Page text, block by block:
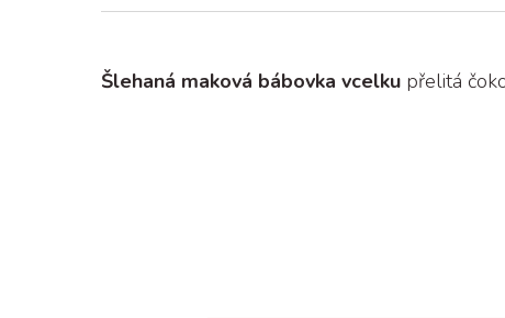
Šlehaná maková bábovka vcelku přelitá